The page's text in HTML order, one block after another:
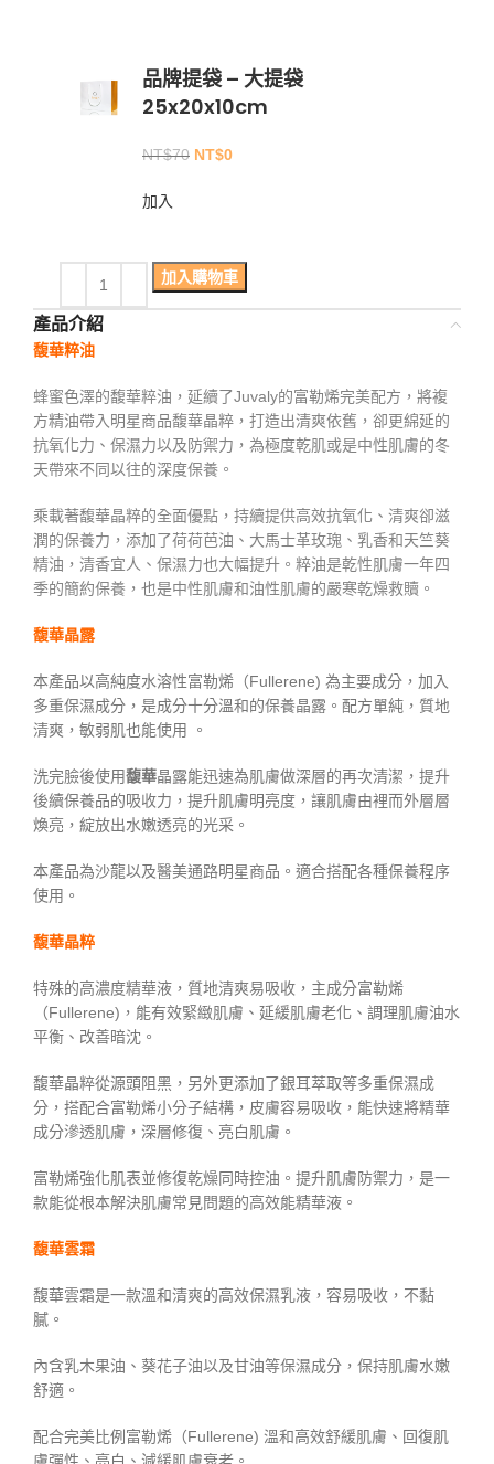
品牌提袋 – 大提袋
25x20x10cm
NT$70 NT$0
加入
加入購物車
產品介紹
馥華粹油
蜂蜜色澤的馥華粹油，延續了Juvaly的富勒烯完美配方，將複
方精油帶入明星商品馥華晶粹，打造出清爽依舊，卻更綿延的
抗氧化力、保濕力以及防禦力，為極度乾肌或是中性肌膚的冬
天帶來不同以往的深度保養。
乘載著馥華晶粹的全面優點，持續提供高效抗氧化、清爽卻滋
潤的保養力，添加了荷荷芭油、大馬士革玫瑰、乳香和天竺葵
精油，清香宜人、保濕力也大幅提升。粹油是乾性肌膚一年四
季的簡約保養，也是中性肌膚和油性肌膚的嚴寒乾燥救贖。
馥華晶露
本產品以高純度水溶性富勒烯（Fullerene) 為主要成分，加入
多重保濕成分，是成分十分溫和的保養晶露。配方單純，質地
清爽，敏弱肌也能使用 。
洗完臉後使用馥華晶露能迅速為肌膚做深層的再次清潔，提升
後續保養品的吸收力，提升肌膚明亮度，讓肌膚由裡而外層層
煥亮，綻放出水嫩透亮的光采。
本產品為沙龍以及醫美通路明星商品。適合搭配各種保養程序
使用。
馥華晶粹
特殊的高濃度精華液，質地清爽易吸收，主成分富勒烯
（Fullerene)，能有效緊緻肌膚、延緩肌膚老化、調理肌膚油水
平衡、改善暗沈。
馥華晶粹從源頭阻黑，另外更添加了銀耳萃取等多重保濕成
分，搭配合富勒烯小分子結構，皮膚容易吸收，能快速將精華
成分滲透肌膚，深層修復、亮白肌膚。
富勒烯強化肌表並修復乾燥同時控油。提升肌膚防禦力，是一
款能從根本解決肌膚常見問題的高效能精華液。
馥華雲霜
馥華雲霜是一款溫和清爽的高效保濕乳液，容易吸收，不黏
膩。
內含乳木果油、葵花子油以及甘油等保濕成分，保持肌膚水嫩
舒適。
配合完美比例富勒烯（Fullerene) 溫和高效舒緩肌膚、回復肌
膚彈性、亮白、減緩肌膚衰老。